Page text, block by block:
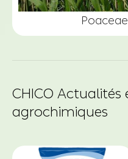
CHICO Actualités
agrochimiques